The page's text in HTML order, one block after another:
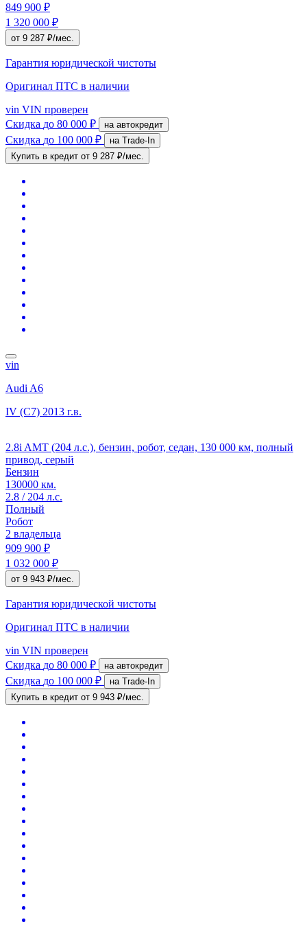
849 900 ₽
1 320 000 ₽
от 9 287 ₽/мес.
Гарантия юридической чистоты
Оригинал ПТС в наличии
vin VIN проверен
Скидка до 80 000 ₽ на автокредит
Скидка до 100 000 ₽
на Trade-In
Купить в кредит от 9 287 ₽/мес.
vin
Audi A6
IV (C7) 2013 г.в.
2.8i AMT (204 л.с.), бензин, робот, седан, 130 000 км, полный
привод, серый
Бензин
130000 км.
2.8 / 204 л.с.
Полный
Робот
2 владельца
909 900 ₽
1 032 000 ₽
от 9 943 ₽/мес.
Гарантия юридической чистоты
Оригинал ПТС в наличии
vin VIN проверен
Скидка до 80 000 ₽ на автокредит
Скидка до 100 000 ₽
на Trade-In
Купить в кредит от 9 943 ₽/мес.